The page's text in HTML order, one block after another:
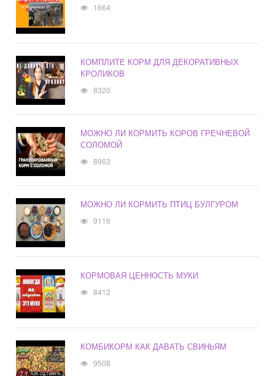
1664
КОМПЛИТЕ КОРМ ДЛЯ ДЕКОРАТИВНЫХ
КРОЛИКОВ
8320
МОЖНО ЛИ КОРМИТЬ КОРОВ ГРЕЧНЕВОЙ
СОЛОМОЙ
8963
МОЖНО ЛИ КОРМИТЬ ПТИЦ БУЛГУРОМ
9116
КОРМОВАЯ ЦЕННОСТЬ МУКИ
8412
КОМБИКОРМ КАК ДАВАТЬ СВИНЬЯМ
9508